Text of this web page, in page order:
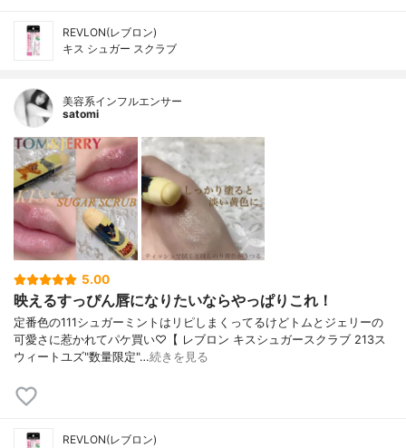
REVLON(レブロン)
キス シュガー スクラブ
美容系インフルエンサー
satomi
5.00
映えるすっぴん唇になりたいならやっぱりこれ！
定番色の111シュガーミントはリピしまくってるけどトムとジェリーの
可愛さに惹かれてパケ買い♡【 レブロン キスシュガースクラブ 213ス
ウィートユズ"数量限定"…続きを見る
REVLON(レブロン)